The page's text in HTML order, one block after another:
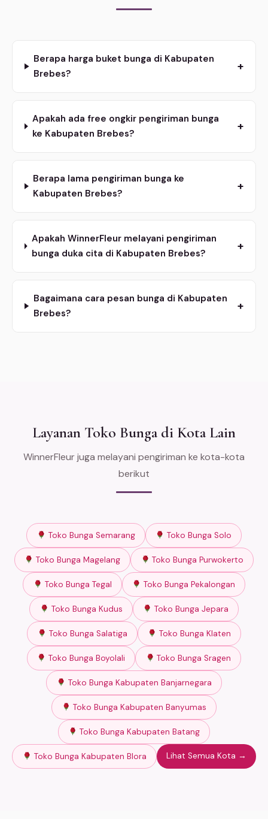
Berapa harga buket bunga di Kabupaten
Brebes?
+
Apakah ada free ongkir pengiriman bunga
ke Kabupaten Brebes?
+
Berapa lama pengiriman bunga ke
Kabupaten Brebes?
+
Apakah WinnerFleur melayani pengiriman
bunga duka cita di Kabupaten Brebes?
+
Bagaimana cara pesan bunga di Kabupaten
Brebes?
+
Layanan Toko Bunga di Kota Lain
WinnerFleur juga melayani pengiriman ke kota-kota
berikut
Toko Bunga Semarang Toko Bunga Solo
Toko Bunga Magelang Toko Bunga Purwokerto
Toko Bunga Tegal Toko Bunga Pekalongan
Toko Bunga Kudus Toko Bunga Jepara
Toko Bunga Salatiga Toko Bunga Klaten
Toko Bunga Boyolali Toko Bunga Sragen
Toko Bunga Kabupaten Banjarnegara
Toko Bunga Kabupaten Banyumas
Toko Bunga Kabupaten Batang
Toko Bunga Kabupaten Blora Lihat Semua Kota →